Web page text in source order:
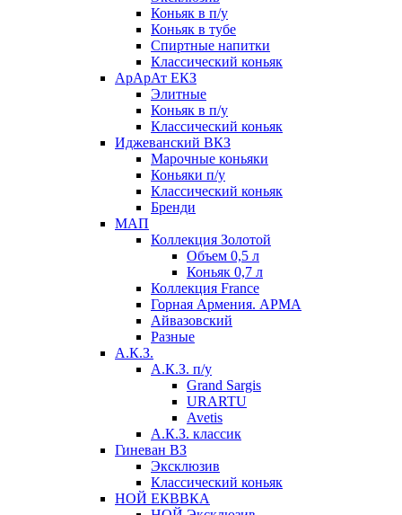
Коньяк в п/у
Коньяк в тубе
Спиртные напитки
Классический коньяк
АрАрАт ЕКЗ
Элитные
Коньяк в п/у
Классический коньяк
Иджеванский ВКЗ
Марочные коньяки
Коньяки п/у
Классический коньяк
Бренди
МАП
Коллекция Золотой
Объем 0,5 л
Коньяк 0,7 л
Коллекция France
Горная Армения. АРМА
Айвазовский
Разные
А.К.З.
А.К.З. п/у
Grand Sargis
URARTU
Avetis
А.К.З. классик
Гиневан ВЗ
Эксклюзив
Классический коньяк
НОЙ ЕКВВКА